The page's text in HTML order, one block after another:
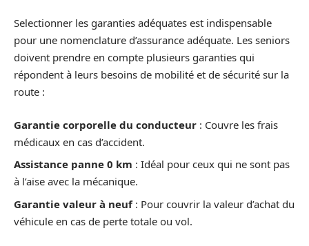
Selectionner les garanties adéquates est indispensable
pour une nomenclature d’assurance adéquate. Les seniors
doivent prendre en compte plusieurs garanties qui
répondent à leurs besoins de mobilité et de sécurité sur la
route :
Garantie corporelle du conducteur : Couvre les frais
médicaux en cas d’accident.
Assistance panne 0 km : Idéal pour ceux qui ne sont pas
à l’aise avec la mécanique.
Garantie valeur à neuf: Pour couvrir la valeur d’achat du
véhicule en cas de perte totale ou vol.